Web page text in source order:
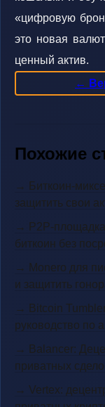
«цифровую
это новая
ценный актив.
←
Похожие
→ Биткоин-
защитить свои
→ P2P-площадка
биткоин без
→ Monero для
и защитить
→ Bitcoin
руководство по
→ Balancer:
приватных
→ Vertex: